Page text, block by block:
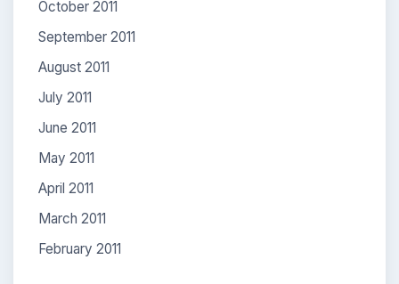
October 2011
September 2011
August 2011
July 2011
June 2011
May 2011
April 2011
March 2011
February 2011